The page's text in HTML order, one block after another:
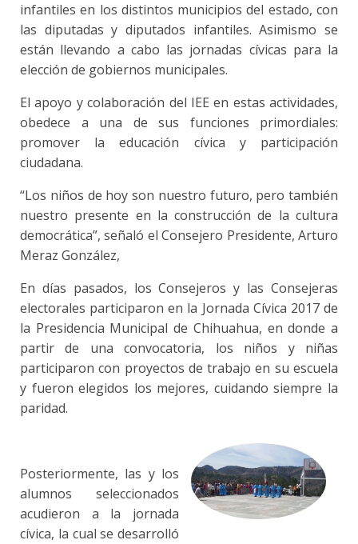
infantiles en los distintos municipios del estado, con
las diputadas y diputados infantiles. Asimismo se
están llevando a cabo las jornadas cívicas para la
elección de gobiernos municipales.
El apoyo y colaboración del IEE en estas actividades,
obedece a una de sus funciones primordiales:
promover la educación cívica y participación
ciudadana.
“Los niños de hoy son nuestro futuro, pero también
nuestro presente en la construcción de la cultura
democrática”, señaló el Consejero Presidente, Arturo
Meraz González,
En días pasados, los Consejeros y las Consejeras
electorales participaron en la Jornada Cívica 2017 de
la Presidencia Municipal de Chihuahua, en donde a
partir de una convocatoria, los niños y niñas
participaron con proyectos de trabajo en su escuela
y fueron elegidos los mejores, cuidando siempre la
paridad.
Posteriormente, las y los
alumnos seleccionados
acudieron a la jornada
cívica, la cual se desarrolló